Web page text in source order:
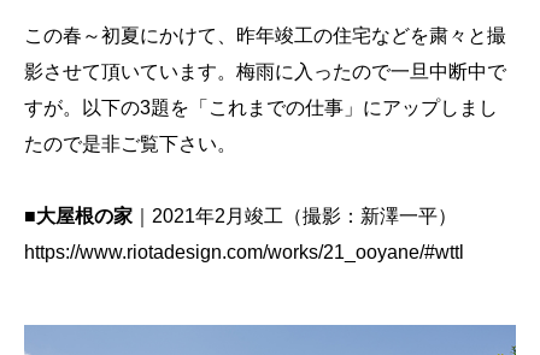
この春～初夏にかけて、昨年竣工の住宅などを粛々と撮
影させて頂いています。梅雨に入ったので一旦中断中で
すが。以下の3題を「これまでの仕事」にアップしまし
たので是非ご覧下さい。
■大屋根の家 ｜2021年2月竣工（撮影：新澤一平）
https://www.riotadesign.com/works/21_ooyane/#wttl